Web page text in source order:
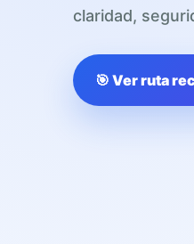
claridad,
🎯 Ver ruta